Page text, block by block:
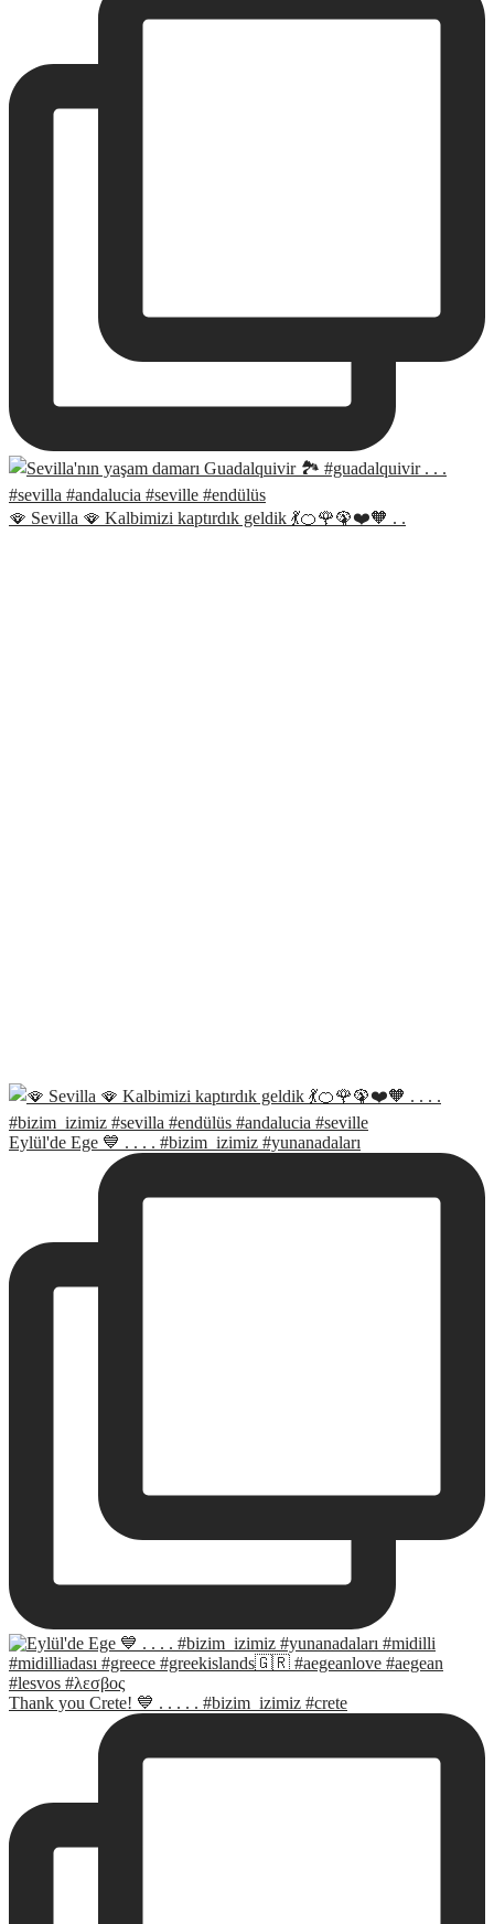
🪭 Sevilla 🪭 Kalbimizi kaptırdık geldik 💃🍊🌹🦚❤️🧡 . .
Eylül'de Ege 💙 . . . . #bizim_izimiz #yunanadaları
Thank you Crete! 💙 . . . . . #bizim_izimiz #crete